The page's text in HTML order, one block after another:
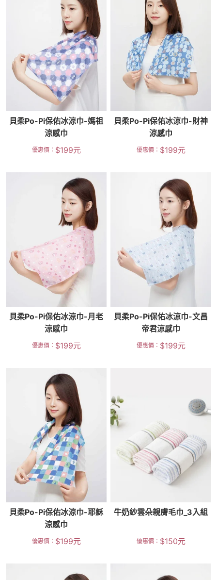
貝柔Po-Pi保佑冰涼巾-媽祖
涼感巾
優惠價： $199元
貝柔Po-Pi保佑冰涼巾-財神
涼感巾
優惠價： $199元
貝柔Po-Pi保佑冰涼巾-月老
涼感巾
優惠價： $199元
貝柔Po-Pi保佑冰涼巾-文昌
帝君涼感巾
優惠價： $199元
貝柔Po-Pi保佑冰涼巾-耶穌
涼感巾
優惠價： $199元
牛奶紗雲朵親膚毛巾_3入組
優惠價： $150元